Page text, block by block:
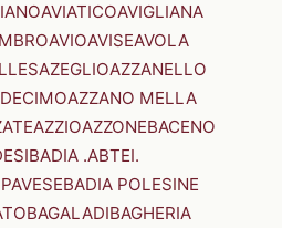
AVIATICOAVIGLIANA
AVIOAVISEAVOLA
AZEGLIOAZZANELLO
AZZANO MELLA
AZZIOAZZONEBACENO
BADIA .ABTEI.
BADIA POLESINE
BAGALADIBAGHERIA